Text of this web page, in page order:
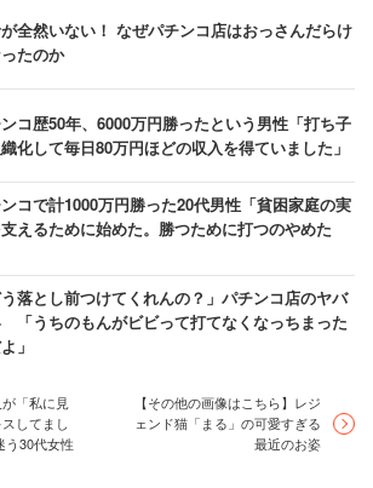
全然いない！ なぜパチンコ店はおっさんだらけ
たのか
コ歴50年、6000万円勝ったという男性「打ち子
化して毎日80万円ほどの収入を得ていました」
コで計1000万円勝った20代男性「貧困家庭の実
えるために始めた。勝つために打つのやめた
う落とし前つけてくれんの？」パチンコ店のヤバ
「うちのもんがビビって打てなくなっちまった
」
「私に見
してまし
う30代女性
【その他の画像はこちら】レジ
ェンド猫「まる」の可愛すぎる
最近のお姿